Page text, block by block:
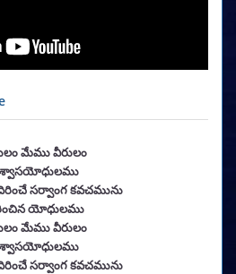
మేము వీరులం
సర్వాంగ కవచమును
యోధులము
మేము వీరులం
సర్వాంగ కవచమును